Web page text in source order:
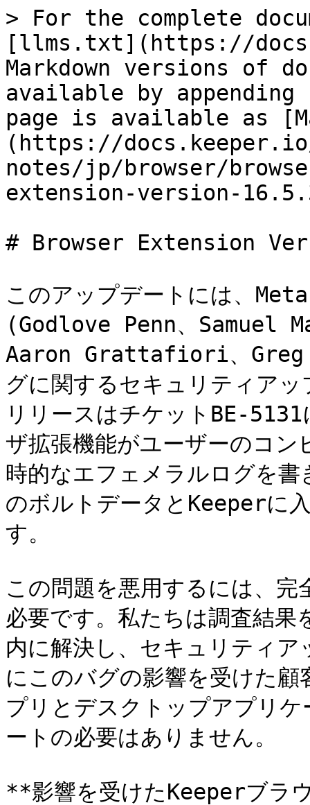
> For the complete
[llms.txt](https://
Markdown versions of
available by
page is available as
(https://
notes/jp/browser/
extension-version-
# Browser Extension
このアップデートには、
(Godlove Penn、Samuel
Aaron Grattafiori、Greg
グに関するセキュリティア
リリースはチケットBE-
ザ拡張機能がユーザーのコ
時的なエフェメラルログを
のボルトデータとKeeperに
す。
この問題を悪用するには、
必要です。私たちは調査結
内に解決し、セキュリティ
にこのバグの影響を受けた
プリとデスクトップアプリ
ートの必要はありません。
**影響を受けたKeeperブラ